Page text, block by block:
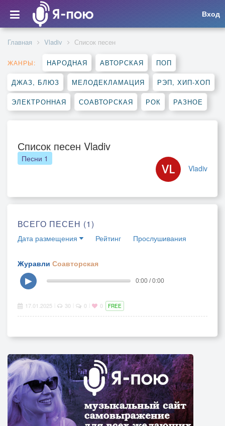
Вход
Главная Vladiv Список песен
ЖАНРЫ: НАРОДНАЯ АВТОРСКАЯ ПОП
ДЖАЗ, БЛЮЗ МЕЛОДЕКЛАМАЦИЯ РЭП, ХИП-ХОП
ЭЛЕКТРОННАЯ СОАВТОРСКАЯ РОК РАЗНОЕ
Список песен Vladiv
Vladiv
Песни 1
ВСЕГО ПЕСЕН (1)
Дата размещения Рейтинг Прослушивания
Журавли Соавторская
▶
0:00 / 0:00
17.01.2025 30 0 0 FREE